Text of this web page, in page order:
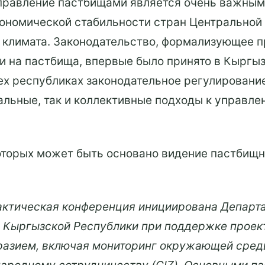
стабильности стран
Законодательство, формализующее
на пастбища, впервые было принято в
республиках законодательное
так и коллективные подходы к
может быть основано видение
конференция инициирована
Республики при поддержке
включая мониторинг окружающей